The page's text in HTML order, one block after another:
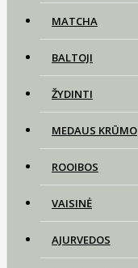
MATCHA
BALTOJI
ŽYDINTI
MEDAUS KRŪMO
ROOIBOS
VAISINĖ
AJURVEDOS